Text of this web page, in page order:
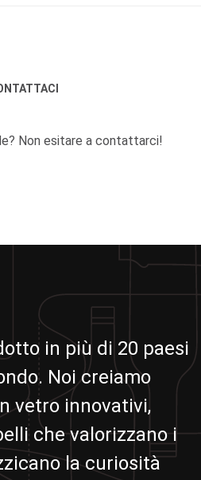
Non esitare a contattarci!
in più di 20 paesi
Noi creiamo
vetro innovativi,
che valorizzano i
la curiosità